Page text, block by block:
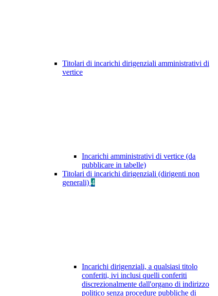
Titolari di incarichi dirigenziali amministrativi di
vertice
Incarichi amministrativi di vertice (da
pubblicare in tabelle)
Titolari di incarichi dirigenziali (dirigenti non
generali) 4
Incarichi dirigenziali, a qualsiasi titolo
conferiti, ivi inclusi quelli conferiti
discrezionalmente dall'organo di indirizzo
politico senza procedure pubbliche di